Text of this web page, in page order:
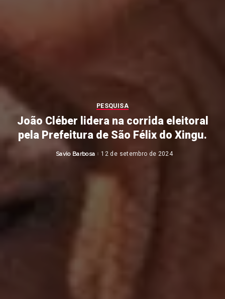
PESQUISA
João Cléber lidera na corrida eleitoral
pela Prefeitura de São Félix do Xingu.
Posted
Savio Barbosa 12 de setembro de 2024